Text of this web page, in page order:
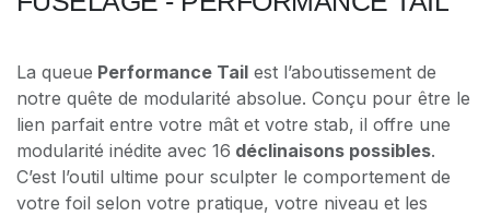
La queue Performance Tail est l’aboutissement de
notre quête de modularité absolue. Conçu pour être le
lien parfait entre votre mât et votre stab, il offre une
modularité inédite avec 16 déclinaisons possibles.
C’est l’outil ultime pour sculpter le comportement de
votre foil selon votre pratique, votre niveau et les